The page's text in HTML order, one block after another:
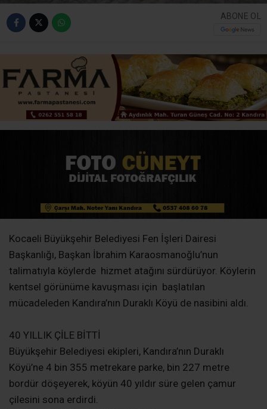
ABONE OL
Kocaeli Büyükşehir Belediyesi Fen İşleri Dairesi
Başkanlığı, Başkan İbrahim Karaosmanoğlu’nun
talimatıyla köylerde hizmet atağını sürdürüyor. Köylerin
kentsel görünüme kavuşması için başlatılan
mücadeleden Kandıra’nın Duraklı Köyü de nasibini aldı.
40 YILLIK ÇİLE BİTTİ
Büyükşehir Belediyesi ekipleri, Kandıra’nın Duraklı
Köyü’ne 4 bin 355 metrekare parke, bin 227 metre
bordür döşeyerek, köyün 40 yıldır süre gelen çamur
çilesini sona erdirdi.